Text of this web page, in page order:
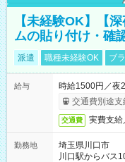
【未経験OK】【
ムの貼り付け・確
派遣 職種未経験OK ブ
給与
時給1500円／夜
交通費別途支
交通費 実費支給
勤務地
埼玉県川口市
川口駅からバス